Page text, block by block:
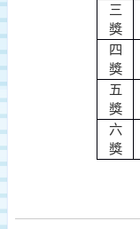
三
獎
四
獎
五
獎
六
獎